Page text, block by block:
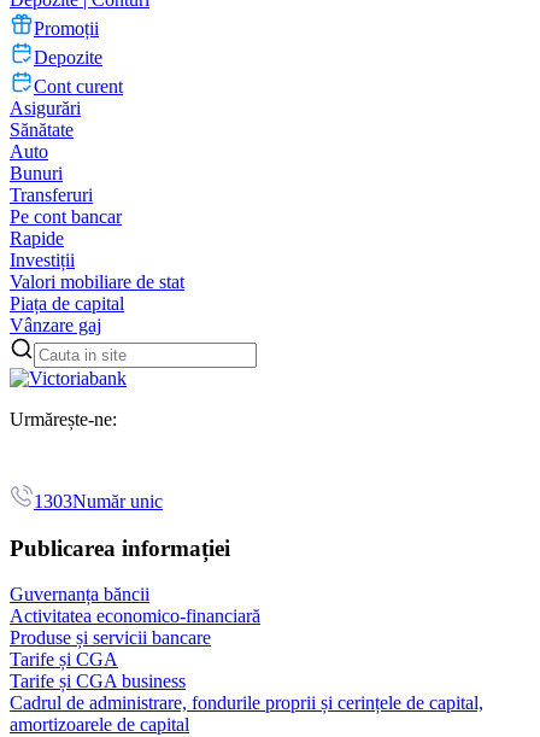
Promoții
Depozite
Cont curent
Asigurări
Sănătate
Auto
Bunuri
Transferuri
Pe cont bancar
Rapide
Investiții
Valori mobiliare de stat
Piața de capital
Vânzare gaj
Urmărește-ne:
1303Număr unic
Publicarea informației
Guvernanța băncii
Activitatea economico-financiară
Produse și servicii bancare
Tarife și CGA
Tarife și CGA business
Cadrul de administrare, fondurile proprii și cerințele de capital,
amortizoarele de capital